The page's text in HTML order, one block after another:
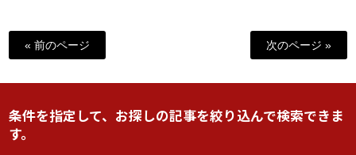
« 前のページ 次のページ »
条件を指定して、お探しの記事を絞り込んで検索できま
す。